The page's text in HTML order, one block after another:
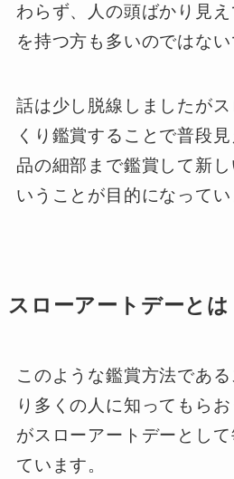
わらず、人の頭ばかり見
を持つ方も多いのではない
話は少し脱線しましたが
くり鑑賞することで普段
品の細部まで鑑賞して新
いうことが目的になってい
スローアートデーとは
このような鑑賞方法であ
り多くの人に知ってもら
がスローアートデーとし
ています。